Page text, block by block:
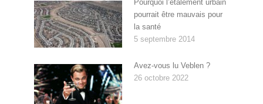
Pourquoi l’étalement urbain
pourrait être mauvais pour
la santé
5 septembre 2014
Avez-vous lu Veblen ?
26 octobre 2022